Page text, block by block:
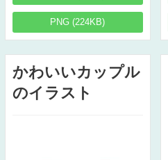
PNG (224KB)
かわいいカップル
のイラスト